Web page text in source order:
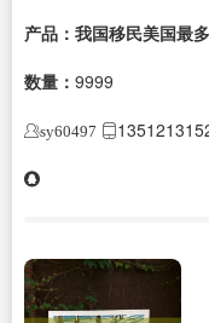
产品：我国移民美国最
数量： 9999
sy60497